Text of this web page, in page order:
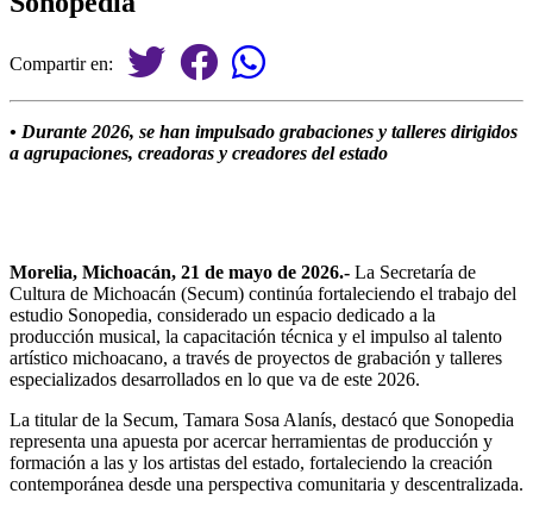
Compartir en:
• Durante 2026, se han impulsado grabaciones y talleres dirigidos
a agrupaciones, creadoras y creadores del estado
Morelia, Michoacán, 21 de mayo de 2026.- La Secretaría de
Cultura de Michoacán (Secum) continúa fortaleciendo el trabajo del
estudio Sonopedia, considerado un espacio dedicado a la
producción musical, la capacitación técnica y el impulso al talento
artístico michoacano, a través de proyectos de grabación y talleres
especializados desarrollados en lo que va de este 2026.
La titular de la Secum, Tamara Sosa Alanís, destacó que Sonopedia
representa una apuesta por acercar herramientas de producción y
formación a las y los artistas del estado, fortaleciendo la creación
contemporánea desde una perspectiva comunitaria y descentralizada.